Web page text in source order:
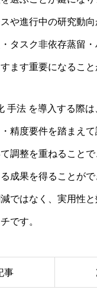
や進行中の研究動
タスク非依存蒸留
ます重要になること
手法 を導入する際
精度要件を踏まえ
調整を重ねることで
成果を得ることが
ではなく、実用性
です。
事